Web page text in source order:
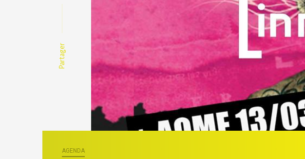
Partager
AGENDA